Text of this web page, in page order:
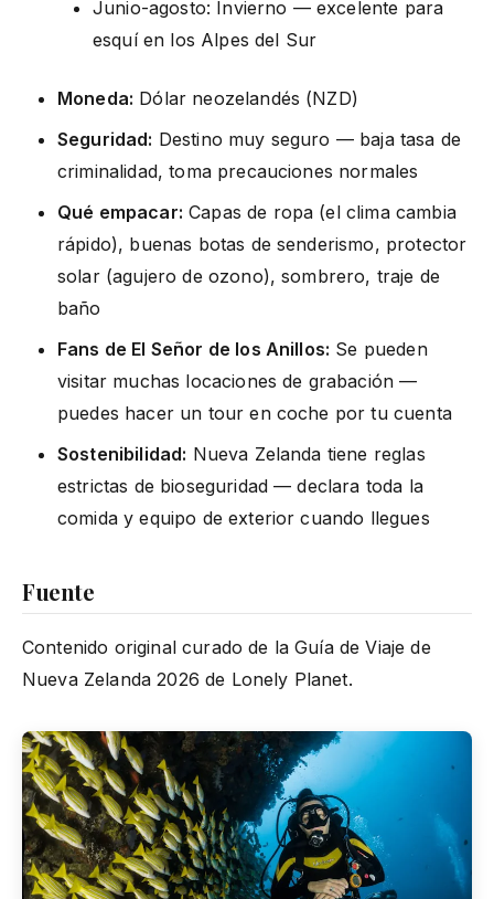
Junio-agosto: Invierno — excelente para
esquí en los Alpes del Sur
Moneda: Dólar neozelandés (NZD)
Seguridad: Destino muy seguro — baja tasa de
criminalidad, toma precauciones normales
Qué empacar: Capas de ropa (el clima cambia
rápido), buenas botas de senderismo, protector
solar (agujero de ozono), sombrero, traje de
baño
Fans de El Señor de los Anillos: Se pueden
visitar muchas locaciones de grabación —
puedes hacer un tour en coche por tu cuenta
Sostenibilidad: Nueva Zelanda tiene reglas
estrictas de bioseguridad — declara toda la
comida y equipo de exterior cuando llegues
Fuente
Contenido original curado de la Guía de Viaje de
Nueva Zelanda 2026 de Lonely Planet.